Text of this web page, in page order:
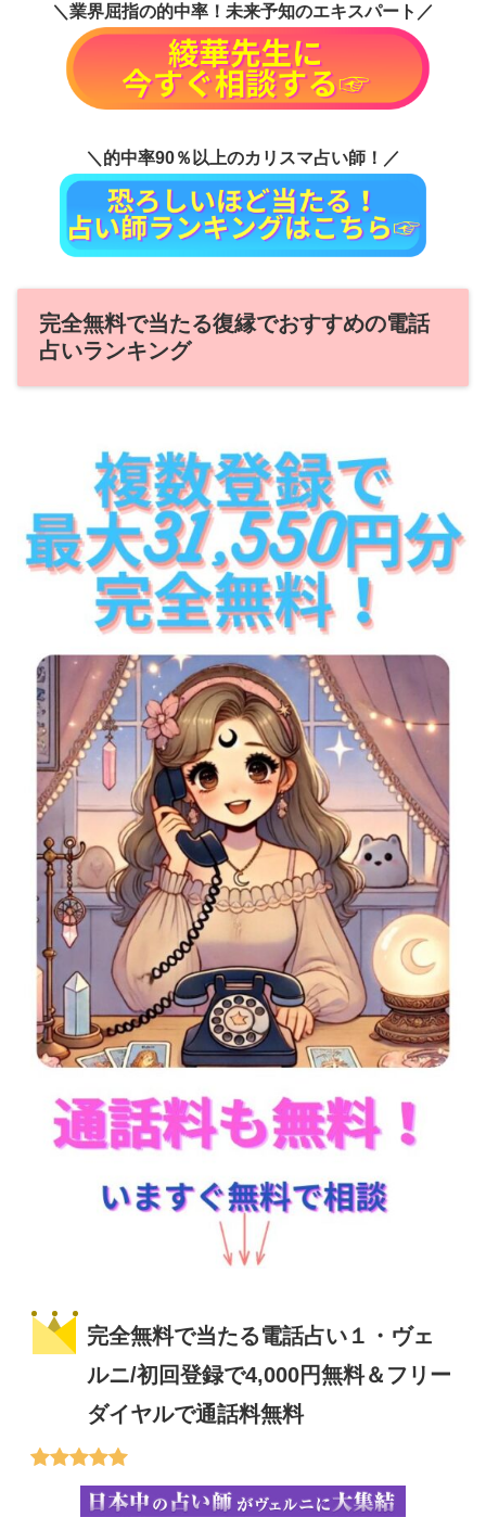
＼業界屈指の的中率！未来予知のエキスパート／
＼的中率90％以上のカリスマ占い師！／
完全無料で当たる復縁でおすすめの電話
占いランキング
完全無料で当たる電話占い１・ヴェ
ルニ/初回登録で4,000円無料＆フリー
ダイヤルで通話料無料